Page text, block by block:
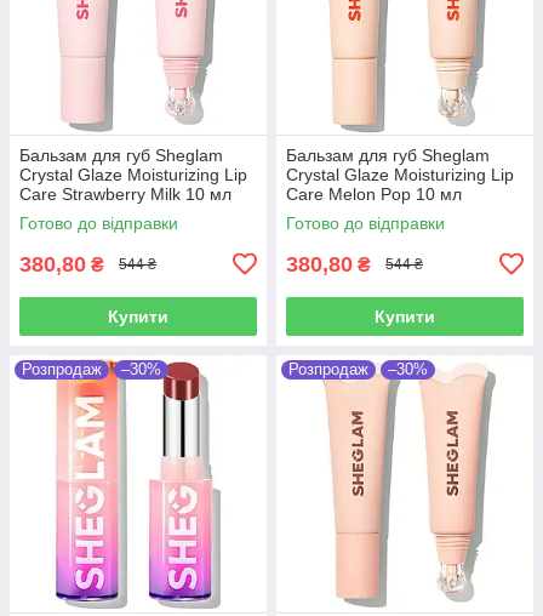
Бальзам для губ Sheglam
Crystal Glaze Moisturizing Lip
Care Strawberry Milk 10 мл
Готово до відправки
380,80 ₴ 544 ₴
Купити
Бальзам для губ Sheglam
Crystal Glaze Moisturizing Lip
Care Melon Pop 10 мл
Готово до відправки
380,80 ₴ 544 ₴
Купити
Розпродаж –30% Розпродаж –30%